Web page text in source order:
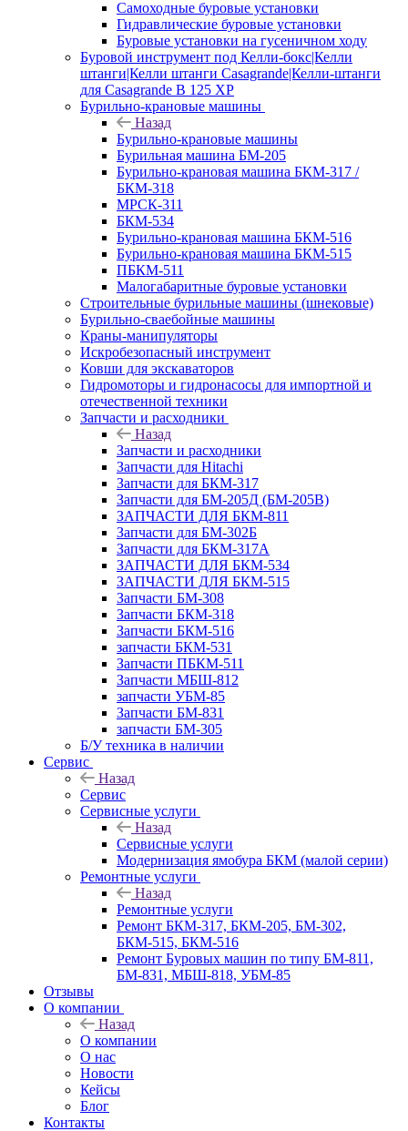
Самоходные буровые установки
Гидравлические буровые установки
Буровые установки на гусеничном ходу
Буровой инструмент под Келли-бокс|Келли
штанги|Келли штанги Casagrande|Келли-штанги
для Casagrande B 125 XP
Бурильно-крановые машины
Назад
Бурильно-крановые машины
Бурильная машина БМ-205
Бурильно-крановая машина БКМ-317 /
БКМ-318
МРСК-311
БКМ-534
Бурильно-крановая машина БКМ-516
Бурильно-крановая машина БКМ-515
ПБКМ-511
Малогабаритные буровые установки
Строительные бурильные машины (шнековые)
Бурильно-сваебойные машины
Краны-манипуляторы
Искробезопасный инструмент
Ковши для экскаваторов
Гидромоторы и гидронасосы для импортной и
отечественной техники
Запчасти и расходники
Назад
Запчасти и расходники
Запчасти для Hitachi
Запчасти для БКМ-317
Запчасти для БМ-205Д (БМ-205В)
ЗАПЧАСТИ ДЛЯ БКМ-811
Запчасти для БМ-302Б
Запчасти для БКМ-317А
ЗАПЧАСТИ ДЛЯ БКМ-534
ЗАПЧАСТИ ДЛЯ БКМ-515
Запчасти БМ-308
Запчасти БКМ-318
Запчасти БКМ-516
запчасти БКМ-531
Запчасти ПБКМ-511
Запчасти МБШ-812
запчасти УБМ-85
Запчасти БМ-831
запчасти БМ-305
Б/У техника в наличии
Сервис
Назад
Сервис
Сервисные услуги
Назад
Сервисные услуги
Модернизация ямобура БКМ (малой серии)
Ремонтные услуги
Назад
Ремонтные услуги
Ремонт БКМ-317, БКМ-205, БМ-302,
БКМ-515, БКМ-516
Ремонт Буровых машин по типу БМ-811,
БМ-831, МБШ-818, УБМ-85
Отзывы
О компании
Назад
О компании
О нас
Новости
Кейсы
Блог
Контакты